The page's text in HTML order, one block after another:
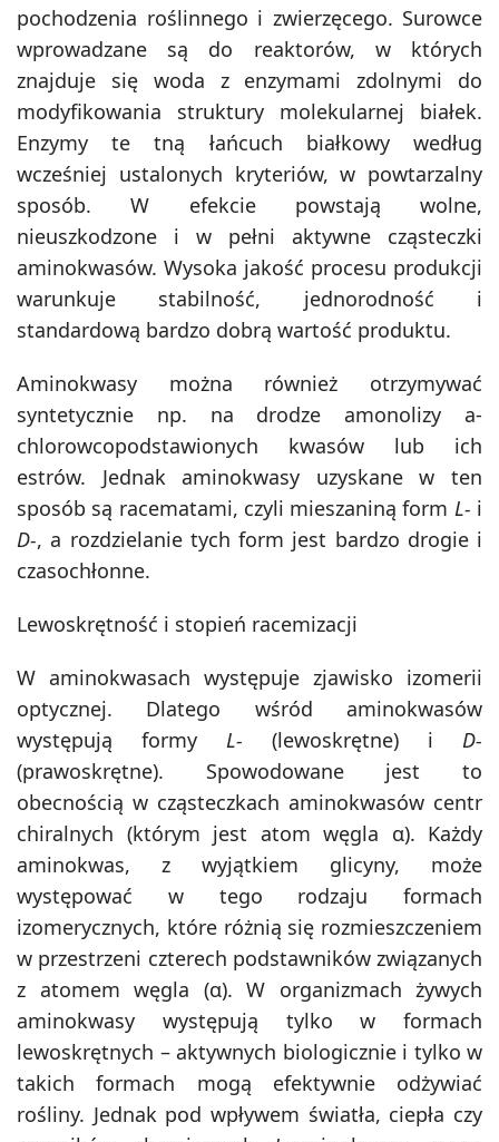
pochodzenia roślinnego i zwierzęcego. Surowce
wprowadzane są do reaktorów, w których
znajduje się woda z enzymami zdolnymi do
modyfikowania struktury molekularnej białek.
Enzymy te tną łańcuch białkowy według
wcześniej ustalonych kryteriów, w powtarzalny
sposób.W efekcie powstają wolne,
nieuszkodzone i w pełni aktywne cząsteczki
aminokwasów. Wysoka jakość procesu produkcji
warunkuje stabilność, jednorodność i
standardową bardzo dobrą wartość produktu.
Aminokwasy można również otrzymywać
syntetycznie np. na drodze amonolizy a-
chlorowcopodstawionych kwasów lub ich
estrów. Jednak aminokwasy uzyskane w ten
sposób są racematami, czyli mieszaniną form L- i
D-, a rozdzielanie tych form jest bardzo drogie i
czasochłonne.
Lewoskrętność i stopień racemizacji
W aminokwasach występuje zjawisko izomerii
optycznej. Dlatego wśród aminokwasów
występują formy L- (lewoskrętne) i D-
(prawoskrętne). Spowodowane jest to
obecnością w cząsteczkach aminokwasów centr
chiralnych (którym jest atom węgla α). Każdy
aminokwas, z wyjątkiem glicyny, może
występować w tego rodzaju formach
izomerycznych, które różnią się rozmieszczeniem
w przestrzeni czterech podstawników związanych
z atomem węgla (α). W organizmach żywych
aminokwasy występują tylko w formach
lewoskrętnych – aktywnych biologicznie i tylko w
takich formach mogą efektywnie odżywiać
rośliny. Jednak pod wpływem światła, ciepła czy